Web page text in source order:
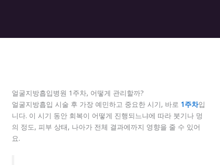
얼굴지방흡입병원 1주차, 어떻게 관리할까?
얼굴지방흡입 시술 후 가장 예민하고 중요한 시기, 바로 1주차입
니다. 이 시기 동안 회복이 어떻게 진행되느냐에 따라 붓기나 멍
의 정도, 피부 상태, 나아가 전체 결과에까지 영향을 줄 수 있어
요.